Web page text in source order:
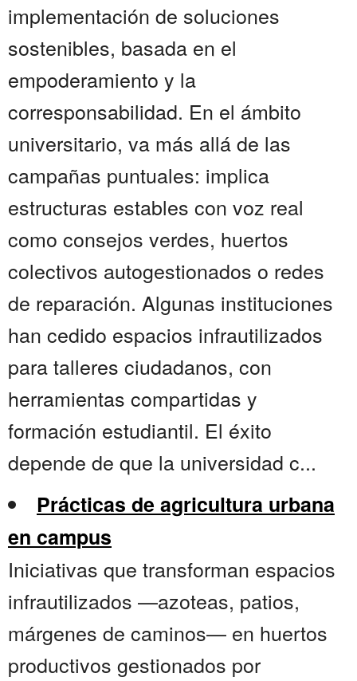
implementación de soluciones
sostenibles, basada en el
empoderamiento y la
corresponsabilidad. En el ámbito
universitario, va más allá de las
campañas puntuales: implica
estructuras estables con voz real
como consejos verdes, huertos
colectivos autogestionados o redes
de reparación. Algunas instituciones
han cedido espacios infrautilizados
para talleres ciudadanos, con
herramientas compartidas y
formación estudiantil. El éxito
depende de que la universidad c...
Prácticas de agricultura urbana
en campus
Iniciativas que transforman espacios
infrautilizados —azoteas, patios,
márgenes de caminos— en huertos
productivos gestionados por